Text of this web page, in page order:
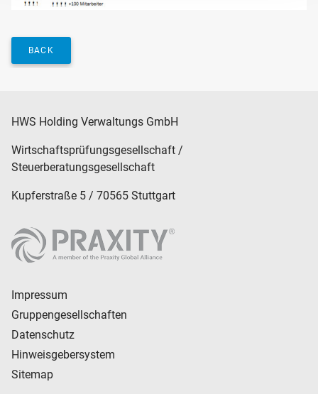
BACK
HWS Holding Verwaltungs GmbH
Wirtschaftsprüfungsgesellschaft /
Steuerberatungsgesellschaft
Kupferstraße 5 / 70565 Stuttgart
Impressum
Gruppengesellschaften
Datenschutz
Hinweisgebersystem
Sitemap